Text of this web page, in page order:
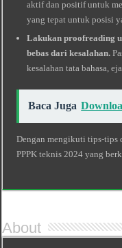
aktif dan positif untuk
yang tepat untuk posisi
Lakukan proofreading
bebas dari kesalahan.
kesalahan tata bahasa,
Baca Juga
Dengan mengikuti tips-tips
PPPK teknis 2024 yang
About